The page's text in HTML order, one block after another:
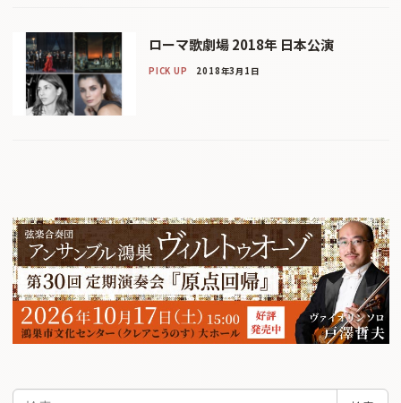
ローマ歌劇場 2018年 日本公演
PICK UP 2018年3月1日
検